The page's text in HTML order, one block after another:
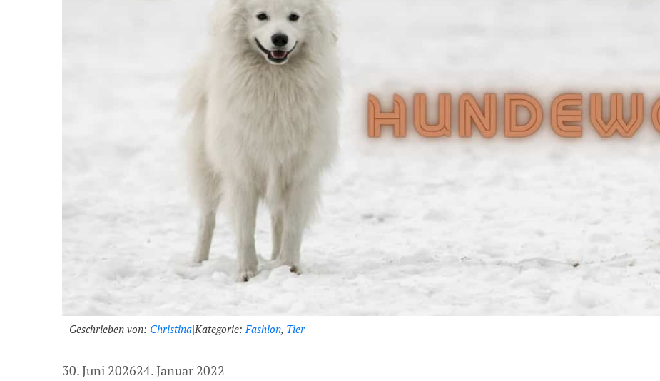
Geschrieben von: Christina|Kategorie:Fashion, Tier
30. Juni 202624. Januar 2022